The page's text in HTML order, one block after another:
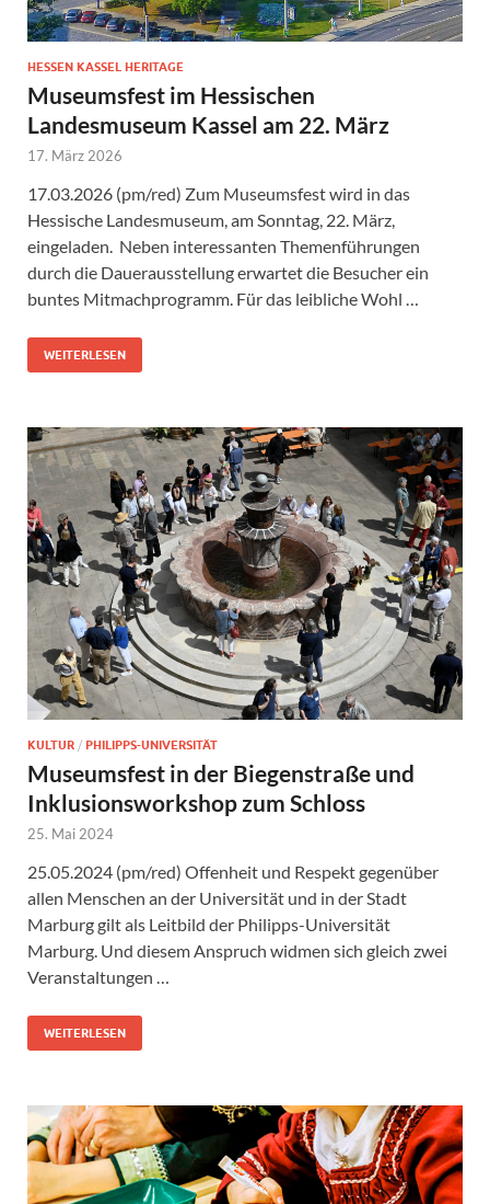
HESSEN KASSEL HERITAGE
Museumsfest im Hessischen
Landesmuseum Kassel am 22. März
17. März 2026
17.03.2026 (pm/red) Zum Museumsfest wird in das
Hessische Landesmuseum, am Sonntag, 22. März,
eingeladen. Neben interessanten Themenführungen
durch die Dauerausstellung erwartet die Besucher ein
buntes Mitmachprogramm. Für das leibliche Wohl …
WEITERLESEN
KULTUR / PHILIPPS-UNIVERSITÄT
Museumsfest in der Biegenstraße und
Inklusionsworkshop zum Schloss
25. Mai 2024
25.05.2024 (pm/red) Offenheit und Respekt gegenüber
allen Menschen an der Universität und in der Stadt
Marburg gilt als Leitbild der Philipps-Universität
Marburg. Und diesem Anspruch widmen sich gleich zwei
Veranstaltungen …
WEITERLESEN